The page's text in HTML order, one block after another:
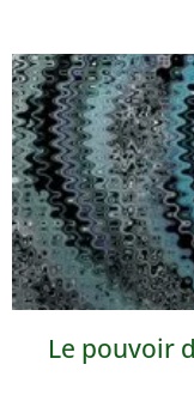
Le pouvoir